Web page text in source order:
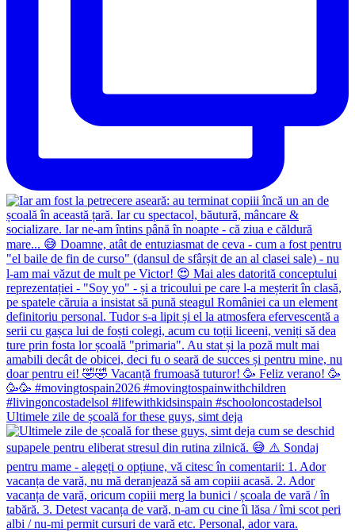
Ultimele zile de școală for these guys, simt deja